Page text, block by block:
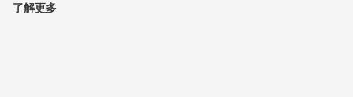
了解更多